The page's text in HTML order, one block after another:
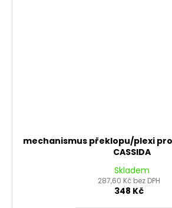
mechanismus překlopu/plexi
CASSIDA
Skladem
287,60 Kč bez DPH
348 Kč